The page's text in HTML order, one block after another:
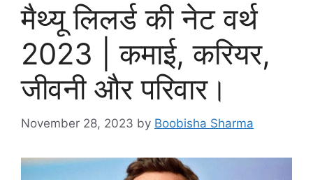
मैथ्यू लिलर्ड की नेट वर्थ
2023 | कमाई, करियर,
जीवनी और परिवार।
November 28, 2023 by Boobisha Sharma